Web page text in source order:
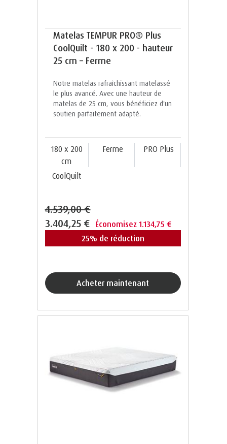
Matelas TEMPUR PRO® Plus
CoolQuilt - 180 x 200 - hauteur
25 cm – Ferme
Notre matelas rafraîchissant matelassé
le plus avancé. Avec une hauteur de
matelas de 25 cm, vous bénéficiez d'un
soutien parfaitement adapté.
180 x 200
cm
Ferme PRO Plus
CoolQuilt
4.539,00 €
3.404,25 € Économisez 1.134,75 €
25% de réduction
acheter maintenant